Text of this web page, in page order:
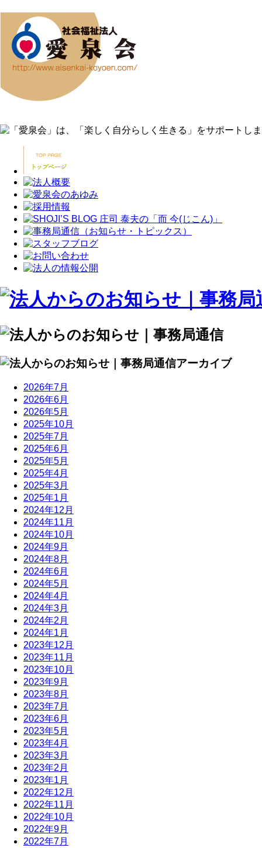
2026年7月
2026年6月
2026年5月
2025年10月
2025年7月
2025年6月
2025年5月
2025年4月
2025年3月
2025年1月
2024年12月
2024年11月
2024年10月
2024年9月
2024年8月
2024年6月
2024年5月
2024年4月
2024年3月
2024年2月
2024年1月
2023年12月
2023年11月
2023年10月
2023年9月
2023年8月
2023年7月
2023年6月
2023年5月
2023年4月
2023年3月
2023年2月
2023年1月
2022年12月
2022年11月
2022年10月
2022年9月
2022年7月